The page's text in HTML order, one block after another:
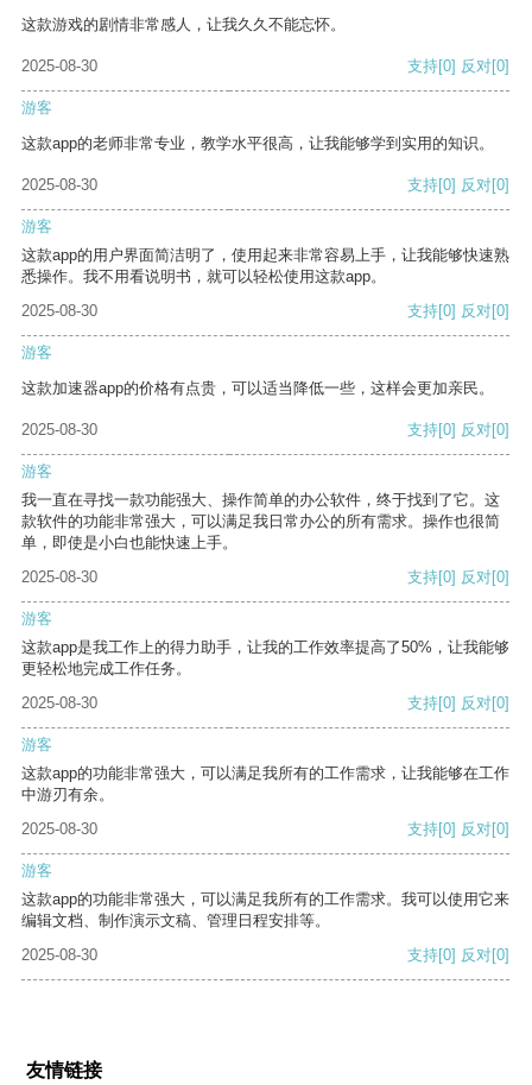
这款游戏的剧情非常感人，让我久久不能忘怀。
2025-08-30 支持[0] 反对[0]
游客
这款app的老师非常专业，教学水平很高，让我能够学到实用的知识。
2025-08-30 支持[0] 反对[0]
游客
这款app的用户界面简洁明了，使用起来非常容易上手，让我能够快速熟
悉操作。我不用看说明书，就可以轻松使用这款app。
2025-08-30
支持[0] 反对[0]
游客
这款加速器app的价格有点贵，可以适当降低一些，这样会更加亲民。
2025-08-30 支持[0] 反对[0]
游客
我一直在寻找一款功能强大、操作简单的办公软件，终于找到了它。这
款软件的功能非常强大，可以满足我日常办公的所有需求。操作也很简
单，即使是小白也能快速上手。
2025-08-30
支持[0] 反对[0]
游客
这款app是我工作上的得力助手，让我的工作效率提高了50%，让我能够
更轻松地完成工作任务。
2025-08-30
支持[0] 反对[0]
游客
这款app的功能非常强大，可以满足我所有的工作需求，让我能够在工作
中游刃有余。
2025-08-30
支持[0] 反对[0]
游客
这款app的功能非常强大，可以满足我所有的工作需求。我可以使用它来
编辑文档、制作演示文稿、管理日程安排等。
2025-08-30
支持[0] 反对[0]
友情链接